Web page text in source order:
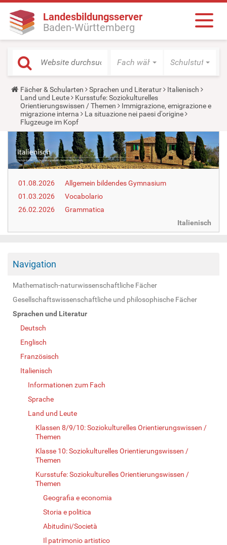
Landesbildungsserver
Baden-Württemberg
Fach wählen Schulstufe
Y
o
u
a
r
e
h
e
r
e
:
Fächer & Schularten Sprachen und Literatur
Italienisch
Land und Leute
Kursstufe: Soziokulturelles
Orientierungswissen / Themen
Immigrazione, emigrazione e
migrazione interna
La situazione nei paesi d'origine
Flugzeuge im Kopf
01.08.2026
Allgemein bildendes Gymnasium
01.03.2026
Vocabolario
26.02.2026
Grammatica
Italienisch
Navigation
Mathematisch-naturwissenschaftliche Fächer
Gesellschaftswissenschaftliche und philosophische Fächer
Sprachen und Literatur
Deutsch
Englisch
Französisch
Italienisch
Informationen zum Fach
Sprache
Land und Leute
Klassen 8/9/10: Soziokulturelles Orientierungswissen /
Themen
Klasse 10: Soziokulturelles Orientierungswissen /
Themen
Kursstufe: Soziokulturelles Orientierungswissen /
Themen
Geografia e economia
Storia e politica
Abitudini/Società
Il patrimonio artistico